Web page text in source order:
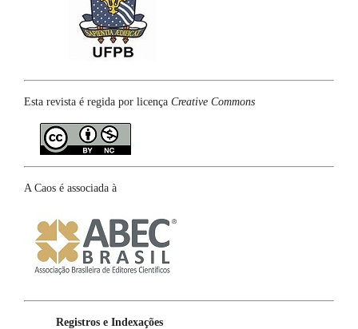
Esta revista é regida por licença Creative Commons
A Caos é associada à
Registros e Indexações